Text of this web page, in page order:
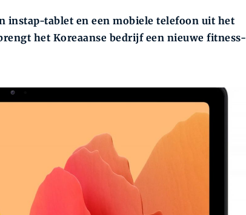
instap-tablet en een mobiele telefoon uit het
het Koreaanse bedrijf een nieuwe fitness-